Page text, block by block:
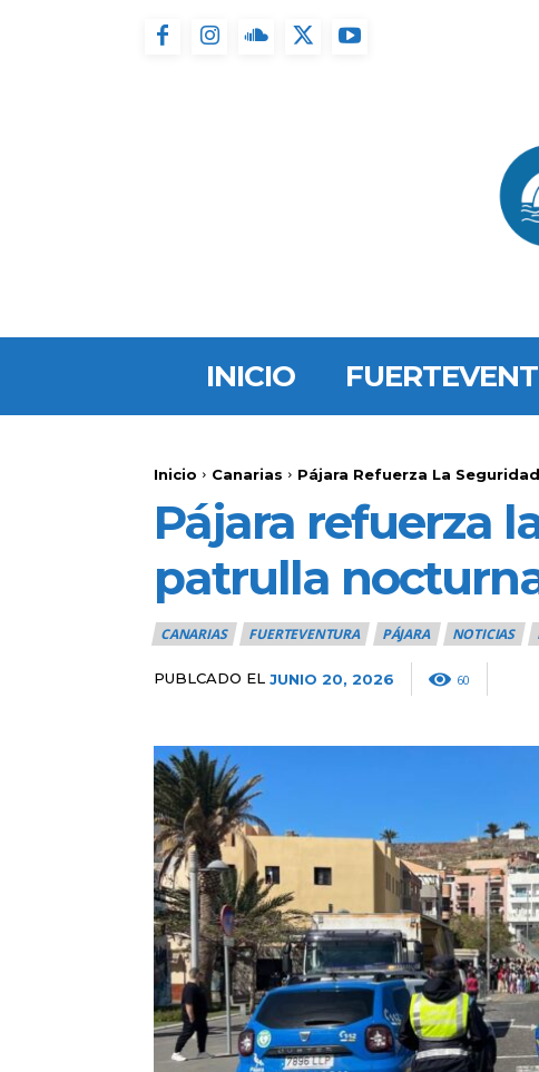
INICIO
Inicio Canarias Pájara Refuerza La
Pájara refuerza
patrulla
CANARIAS FUERTEVENTURA PÁJARA NOTICIAS
PUBLCADO EL JUNIO 20, 2026 60